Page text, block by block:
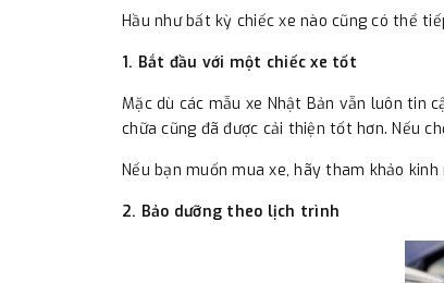
Hầu như bất kỳ chiếc xe nào cũng có thể
1. Bắt đầu với một chiếc xe tốt
Mặc dù các mẫu xe Nhật Bản vẫn luôn tin
chữa cũng đã được cải thiện tốt hơn. Nếu
Nếu bạn muốn mua xe, hãy tham khảo
2. Bảo dưỡng theo lịch trình